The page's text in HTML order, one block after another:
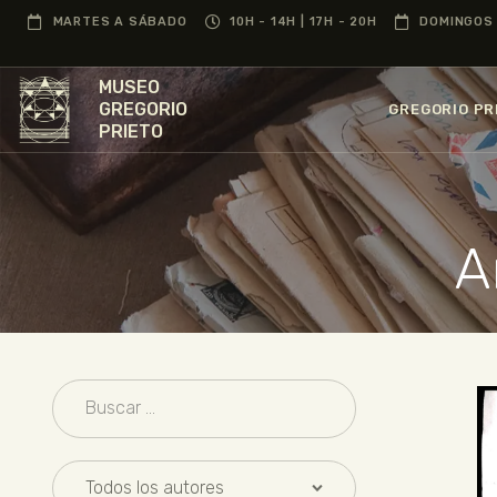
MARTES A SÁBADO 10H - 14H | 17H - 20H
MUSEO
GREGORIO
PRIETO
GREGORIO